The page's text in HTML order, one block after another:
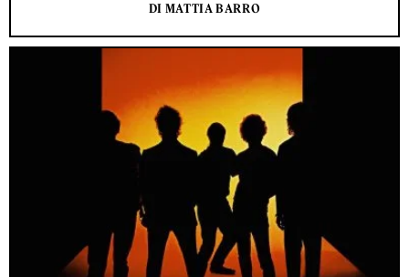
DI MATTIA BARRO